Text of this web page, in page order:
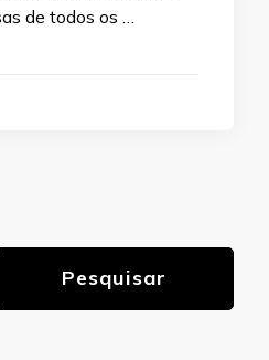
de todos os …
Pesquisar